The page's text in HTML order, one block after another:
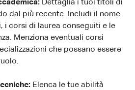
Dettaglia i tuoi titoli di
dal più recente. Includi il nome
i corsi di laurea conseguiti e le
Menziona eventuali corsi
che possano essere
Elenca le tue abilità